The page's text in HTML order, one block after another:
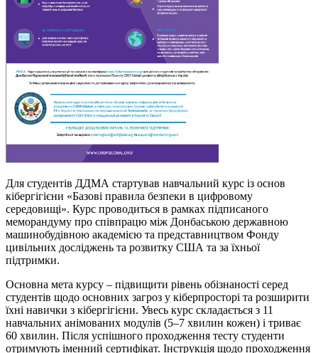
Для студентів ДДМА стартував навчальний курс із основ
кібергігієни «Базові правила безпеки в цифровому
середовищі». Курс проводиться в рамках підписаного
меморандуму про співпрацю між Донбаською державною
машинобудівною академією та представництвом Фонду
цивільних досліджень та розвитку США та за їхньої
підтримки.
Основна мета курсу – підвищити рівень обізнаності серед
студентів щодо основних загроз у кіберпросторі та розширити
їхні навички з кібергігієни. Увесь курс складається з 11
навчальних анімованих модулів (5–7 хвилин кожен) і триває
60 хвилин. Після успішного проходження тесту студенти
отримують іменний сертифікат. Інструкція щодо проходження